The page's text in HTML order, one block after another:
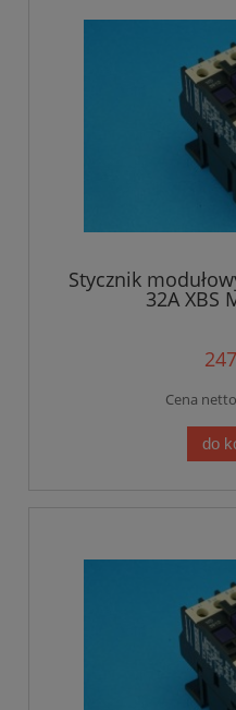
Stycznik
32A XBS
Cena
do